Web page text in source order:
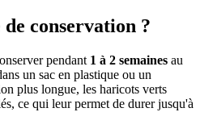
conservation ?
pendant 1 à 2 semaines au
un sac en plastique ou un
plus longue, les haricots verts
ce qui leur permet de durer jusqu'à